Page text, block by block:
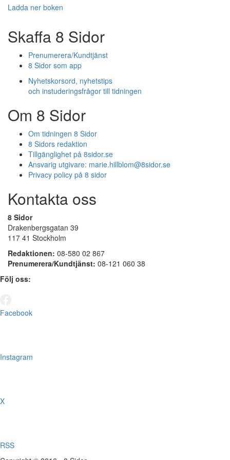
Ladda ner boken
Skaffa 8 Sidor
Prenumerera/Kundtjänst
8 Sidor som app
Nyhetskorsord, nyhetstips
och instuderingsfrågor till tidningen
Om 8 Sidor
Om tidningen 8 Sidor
8 Sidors redaktion
Tillgänglighet på 8sidor.se
Ansvarig utgivare: marie.hillblom@8sidor.se
Privacy policy på 8 sidor
Kontakta oss
8 Sidor
Drakenbergsgatan 39
117 41 Stockholm
Redaktionen: 08-580 02 867
Prenumerera/Kundtjänst: 08-121 060 38
Följ oss:
Facebook
Instagram
X
RSS